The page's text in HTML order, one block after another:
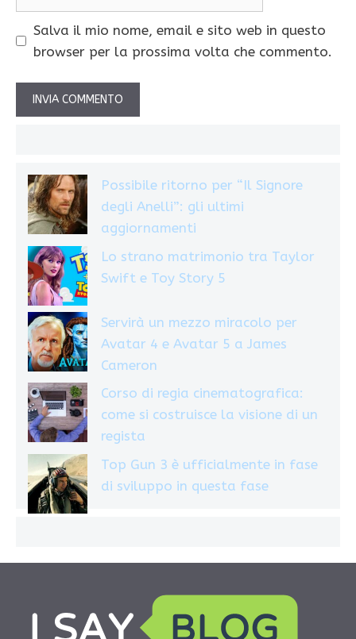
Salva il mio nome, email e sito web in questo
browser per la prossima volta che commento.
Possibile ritorno per “Il Signore
degli Anelli”: gli ultimi
aggiornamenti
Lo strano matrimonio tra Taylor
Swift e Toy Story 5
Servirà un mezzo miracolo per
Avatar 4 e Avatar 5 a James
Cameron
Corso di regia cinematografica:
come si costruisce la visione di un
regista
Top Gun 3 è ufficialmente in fase
di sviluppo in questa fase